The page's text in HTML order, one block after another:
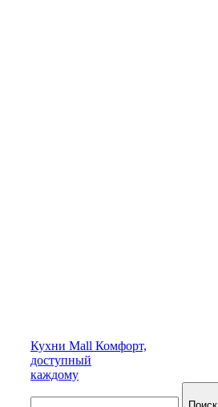
Кухни Mall Комфорт,
доступный
каждому